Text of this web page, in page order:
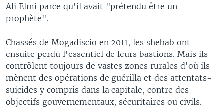
Ali Elmi parce qu'il avait "prétendu être un
prophète".
Chassés de Mogadiscio en 2011, les shebab ont
ensuite perdu l'essentiel de leurs bastions. Mais ils
contrôlent toujours de vastes zones rurales d'où ils
mènent des opérations de guérilla et des attentats-
suicides y compris dans la capitale, contre des
objectifs gouvernementaux, sécuritaires ou civils.